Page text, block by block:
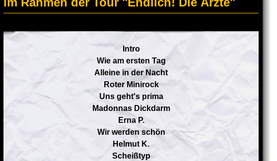
Intro
Wie am ersten Tag
Alleine in der Nacht
Roter Minirock
Uns geht's prima
Madonnas Dickdarm
Erna P.
Wir werden schön
Helmut K.
Scheißtyp